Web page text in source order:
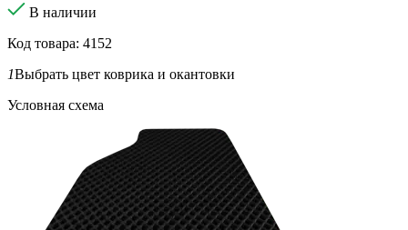
В наличии
Код товара: 4152
1Выбрать цвет коврика и окантовки
Условная схема